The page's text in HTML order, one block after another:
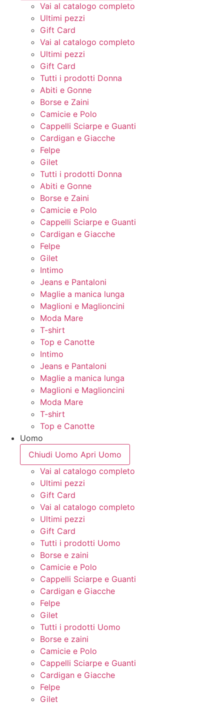
Vai al catalogo completo
Ultimi pezzi
Gift Card
Vai al catalogo completo
Ultimi pezzi
Gift Card
Tutti i prodotti Donna
Abiti e Gonne
Borse e Zaini
Camicie e Polo
Cappelli Sciarpe e Guanti
Cardigan e Giacche
Felpe
Gilet
Tutti i prodotti Donna
Abiti e Gonne
Borse e Zaini
Camicie e Polo
Cappelli Sciarpe e Guanti
Cardigan e Giacche
Felpe
Gilet
Intimo
Jeans e Pantaloni
Maglie a manica lunga
Maglioni e Maglioncini
Moda Mare
T-shirt
Top e Canotte
Intimo
Jeans e Pantaloni
Maglie a manica lunga
Maglioni e Maglioncini
Moda Mare
T-shirt
Top e Canotte
Uomo
Chiudi Uomo Apri Uomo
Vai al catalogo completo
Ultimi pezzi
Gift Card
Vai al catalogo completo
Ultimi pezzi
Gift Card
Tutti i prodotti Uomo
Borse e zaini
Camicie e Polo
Cappelli Sciarpe e Guanti
Cardigan e Giacche
Felpe
Gilet
Tutti i prodotti Uomo
Borse e zaini
Camicie e Polo
Cappelli Sciarpe e Guanti
Cardigan e Giacche
Felpe
Gilet